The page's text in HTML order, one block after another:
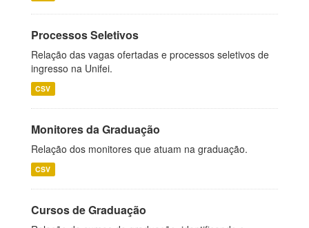
Processos Seletivos
Relação das vagas ofertadas e processos seletivos de
ingresso na Unifei.
CSV
Monitores da Graduação
Relação dos monitores que atuam na graduação.
CSV
Cursos de Graduação